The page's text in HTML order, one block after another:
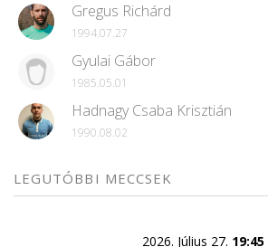
Gregus Richárd
1994.07.27
Gyulai Gábor
1985.05.01
Hadnagy Csaba Krisztián
1990.08.02
LEGUTÓBBI MECCSEK
2026. Július 27. 19:45